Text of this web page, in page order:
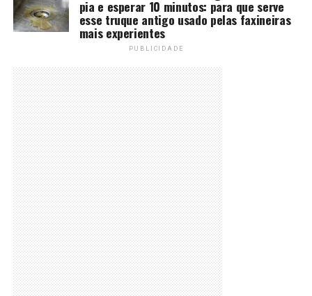
pia e esperar 10 minutos: para que serve
esse truque antigo usado pelas faxineiras
mais experientes
PUBLICIDADE